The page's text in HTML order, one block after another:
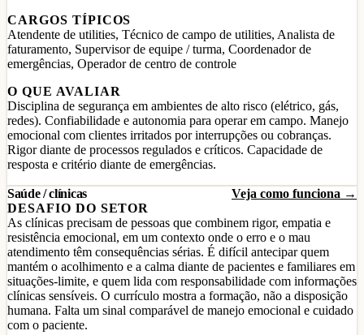
CARGOS TÍPICOS
Atendente de utilities, Técnico de campo de utilities, Analista de
faturamento, Supervisor de equipe / turma, Coordenador de
emergências, Operador de centro de controle
O QUE AVALIAR
Disciplina de segurança em ambientes de alto risco (elétrico, gás,
redes). Confiabilidade e autonomia para operar em campo. Manejo
emocional com clientes irritados por interrupções ou cobranças.
Rigor diante de processos regulados e críticos. Capacidade de
resposta e critério diante de emergências.
Saúde / clínicas
Veja como funciona →
DESAFIO DO SETOR
As clínicas precisam de pessoas que combinem rigor, empatia e
resistência emocional, em um contexto onde o erro e o mau
atendimento têm consequências sérias. É difícil antecipar quem
mantém o acolhimento e a calma diante de pacientes e familiares em
situações-limite, e quem lida com responsabilidade com informações
clínicas sensíveis. O currículo mostra a formação, não a disposição
humana. Falta um sinal comparável de manejo emocional e cuidado
com o paciente.